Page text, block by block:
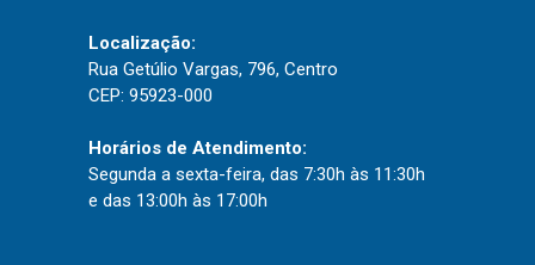
Localização:
Rua Getúlio Vargas, 796, Centro
CEP: 95923-000
Horários de Atendimento:
Segunda a sexta-feira, das 7:30h às 11:30h
e das 13:00h às 17:00h